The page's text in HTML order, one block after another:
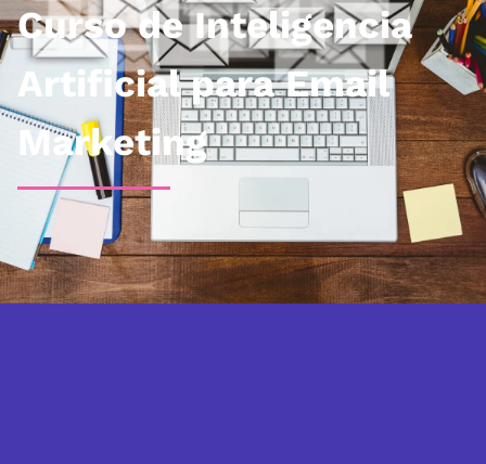
Curso de Inteligencia
Artificial para Email
Marketing